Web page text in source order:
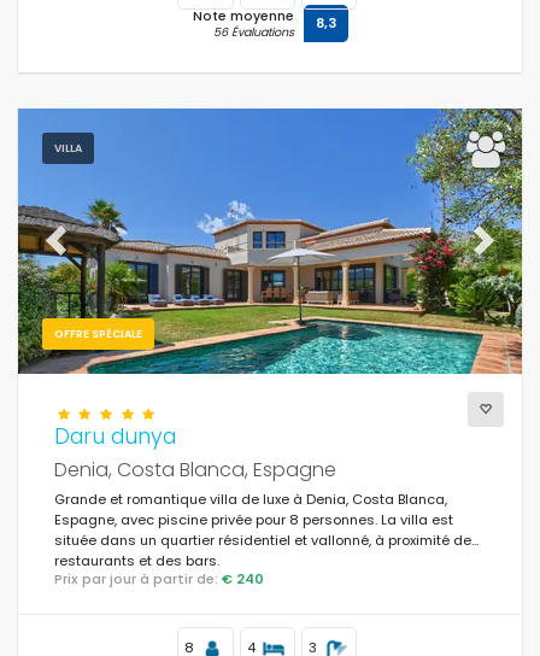
Note moyenne
56 Évaluations 8,3
VILLA
OFFRE SPÉCIALE
Previous Next
Daru dunya
Denia, Costa Blanca, Espagne
Grande et romantique villa de luxe à Denia, Costa Blanca,
Espagne, avec piscine privée pour 8 personnes. La villa est
située dans un quartier résidentiel et vallonné, à proximité des
restaurants et des bars.
Prix par jour à partir de: € 240
8 4 3